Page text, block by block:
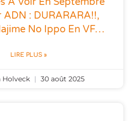
: DURARARA!!,
No Ippo En VF…
LIRE PLUS »
Holveck 30 août 2025